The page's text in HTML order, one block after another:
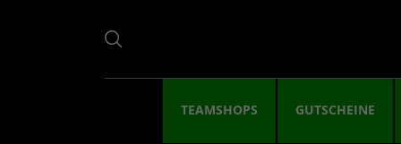
TEAMSHOPS GUTSCHEINE